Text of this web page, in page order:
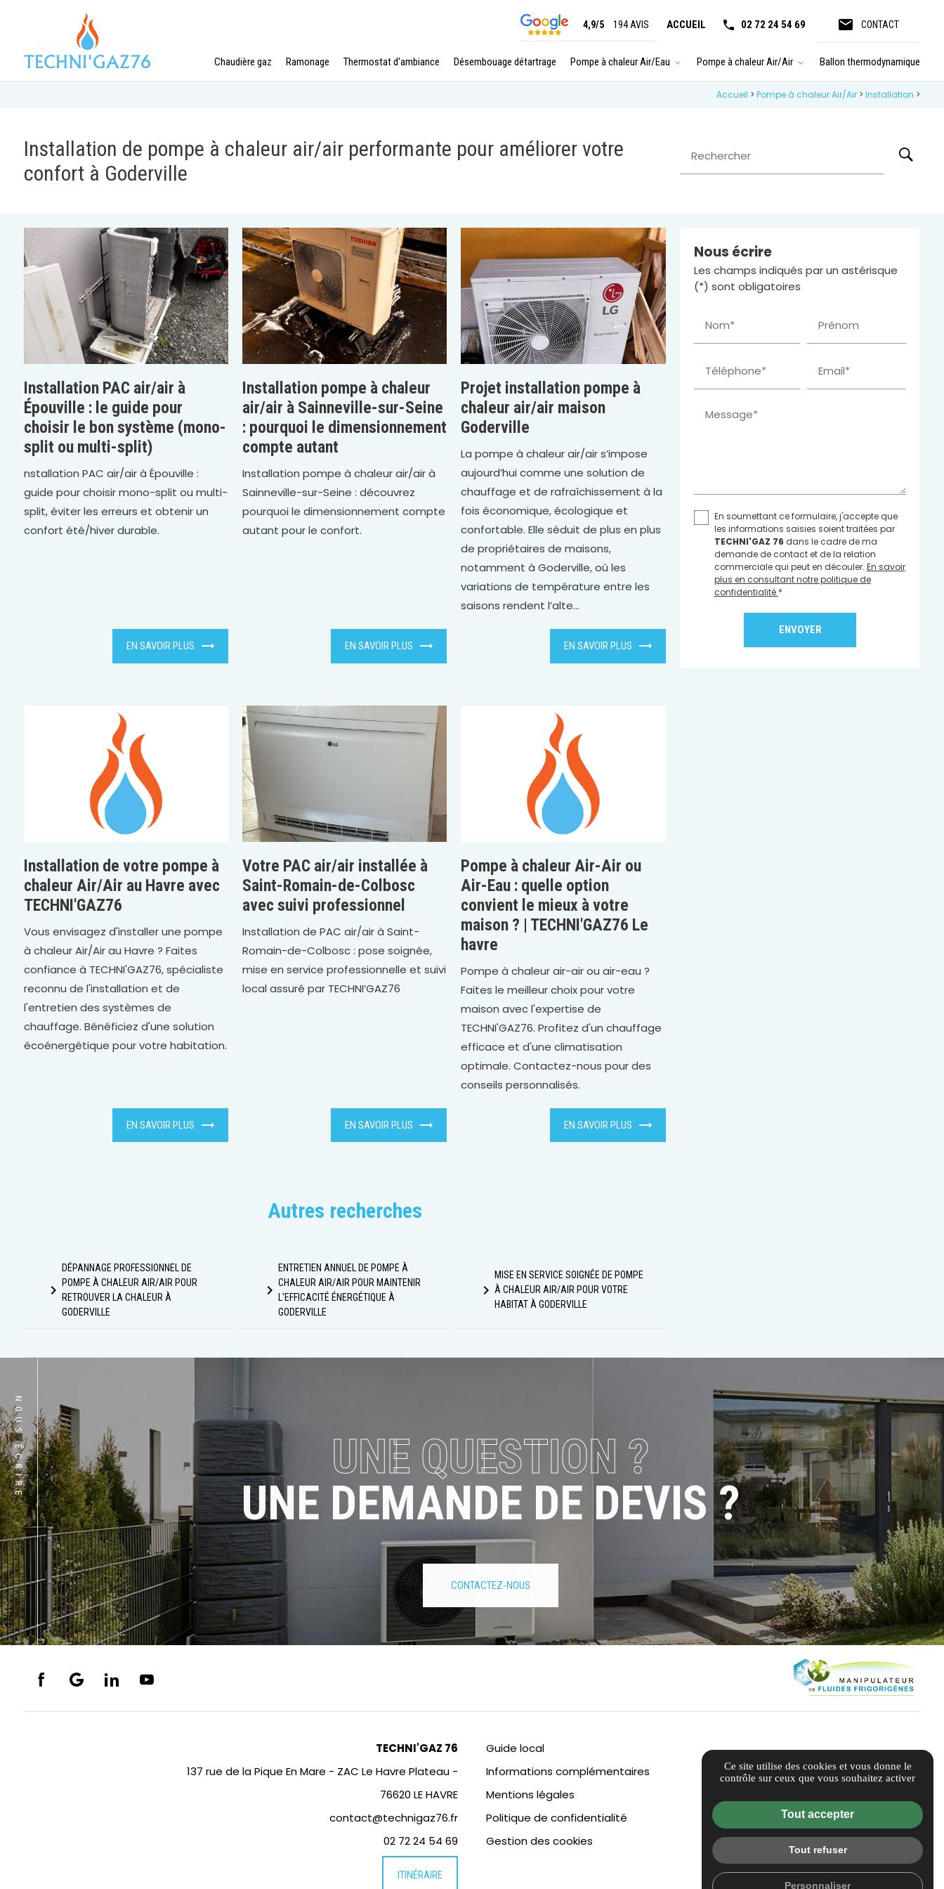
4,9/5 194 AVIS ACCUEIL 02 72 24 54 69 email CONTACT
Chaudière gaz Ramonage Thermostat d'ambiance Désembouage détartrage Pompe à chaleur Air/Eau Pompe à chaleur Air/Air Ballon thermodynamique
Accueil >Pompe à chaleur Air/Air >Installation >
Installation de pompe à chaleur air/air performante pour améliorer votre
confort à Goderville
Rechercher
Installation PAC air/air à
Épouville : le guide pour
choisir le bon système (mono-
split ou multi-split)
nstallation PAC air/air à Épouville :
guide pour choisir mono-split ou multi-
split, éviter les erreurs et obtenir un
confort été/hiver durable.
EN SAVOIR PLUS
Installation pompe à chaleur
air/air à Sainneville-sur-Seine
: pourquoi le dimensionnement
compte autant
Installation pompe à chaleur air/air à
Sainneville-sur-Seine : découvrez
pourquoi le dimensionnement compte
autant pour le confort.
EN SAVOIR PLUS
Projet installation pompe à
chaleur air/air maison
Goderville
La pompe à chaleur air/air s’impose
aujourd’hui comme une solution de
chauffage et de rafraîchissement à la
fois économique, écologique et
confortable. Elle séduit de plus en plus
de propriétaires de maisons,
notamment à Goderville, où les
variations de température entre les
saisons rendent l’alte...
EN SAVOIR PLUS
Installation de votre pompe à
chaleur Air/Air au Havre avec
TECHNI'GAZ76
Vous envisagez d'installer une pompe
à chaleur Air/Air au Havre ? Faites
confiance à TECHNI'GAZ76, spécialiste
reconnu de l'installation et de
l'entretien des systèmes de
chauffage. Bénéficiez d'une solution
écoénergétique pour votre habitation.
EN SAVOIR PLUS
Votre PAC air/air installée à
Saint-Romain-de-Colbosc
avec suivi professionnel
Installation de PAC air/air à Saint-
Romain-de-Colbosc : pose soignée,
mise en service professionnelle et suivi
local assuré par TECHNI’GAZ76
EN SAVOIR PLUS
Pompe à chaleur Air-Air ou
Air-Eau : quelle option
convient le mieux à votre
maison ? | TECHNI'GAZ76 Le
havre
Pompe à chaleur air-air ou air-eau ?
Faites le meilleur choix pour votre
maison avec l'expertise de
TECHNI'GAZ76. Profitez d'un chauffage
efficace et d'une climatisation
optimale. Contactez-nous pour des
conseils personnalisés.
EN SAVOIR PLUS
Autres recherches
navigate_next
DÉPANNAGE PROFESSIONNEL DE
POMPE À CHALEUR AIR/AIR POUR
RETROUVER LA CHALEUR À
GODERVILLE
navigate_next
ENTRETIEN ANNUEL DE POMPE À
CHALEUR AIR/AIR POUR MAINTENIR
L'EFFICACITÉ ÉNERGÉTIQUE À
GODERVILLE
navigate_next
MISE EN SERVICE SOIGNÉE DE POMPE
À CHALEUR AIR/AIR POUR VOTRE
HABITAT À GODERVILLE
Nous écrire
Les champs indiqués par un astérisque
(*) sont obligatoires
Nom* Prénom
Téléphone* Email*
Message*
En soumettant ce formulaire, j'accepte que
les informations saisies soient traitées par
TECHNI'GAZ 76 dans le cadre de ma
demande de contact et de la relation
commerciale qui peut en découler. En savoir
plus en consultant notre politique de
confidentialité.*
NOUS ÉCRIRE
UNE QUESTION ?
UNE DEMANDE DE DEVIS ?
CONTACTEZ-NOUS
TECHNI'GAZ 76
137 rue de la Pique En Mare - ZAC Le Havre Plateau -
76620 LE HAVRE
contact@technigaz76.fr
02 72 24 54 69
ITINÉRAIRE
Guide local
Informations complémentaires
Mentions légales
Politique de confidentialité
Gestion des cookies
Ce site utilise des cookies et vous donne le
contrôle sur ceux que vous souhaitez activer
Tout accepter
Tout refuser
Personnaliser